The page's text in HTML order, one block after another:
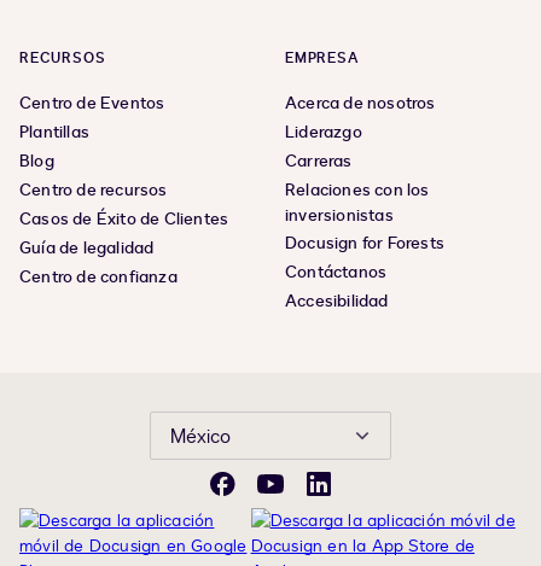
RECURSOS
Centro de Eventos
Plantillas
Blog
Centro de recursos
Casos de Éxito de Clientes
Guía de legalidad
Centro de confianza
EMPRESA
Acerca de nosotros
Liderazgo
Carreras
Relaciones con los
inversionistas
Docusign for Forests
Contáctanos
Accesibilidad
México
FacebookYouTubeLinkedIn